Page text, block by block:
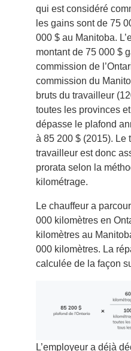
qui est considéré
les gains sont de 75
000 $ au Manitoba.
montant de 75 000 $
commission de
commission du
bruts du travailleur
toutes les provinces
dépasse le plafond
à 85 200 $ (2015). Le
travailleur est donc
prorata selon la
kilométrage.
Le chauffeur a
000 kilomètres en
kilomètres au
000 kilomètres. La
calculée de la façon
L’employeur a déjà